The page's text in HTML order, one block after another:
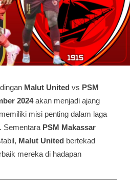
Malut United vs PSM
2024akan menjadi ajang
misi penting dalam laga
. Sementara PSM Makassar
Malut United bertekad
mereka di hadapan